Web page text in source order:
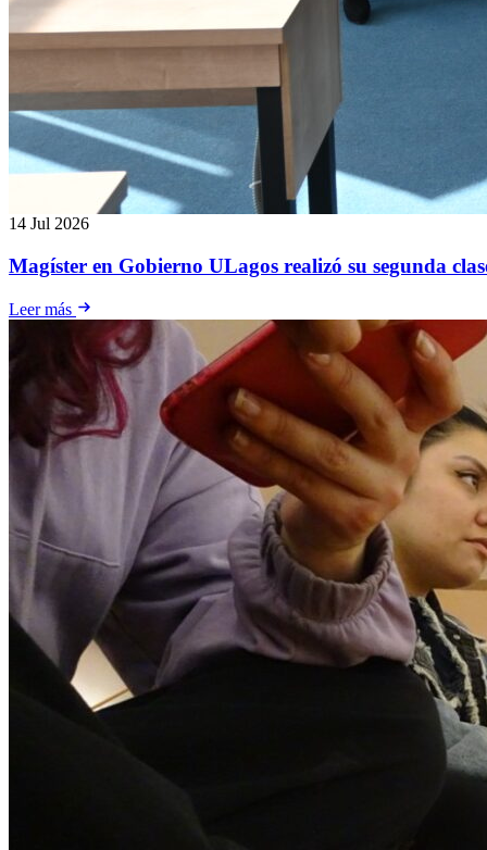
14 Jul 2026
Magíster en Gobierno ULagos realizó su segunda
Leer más